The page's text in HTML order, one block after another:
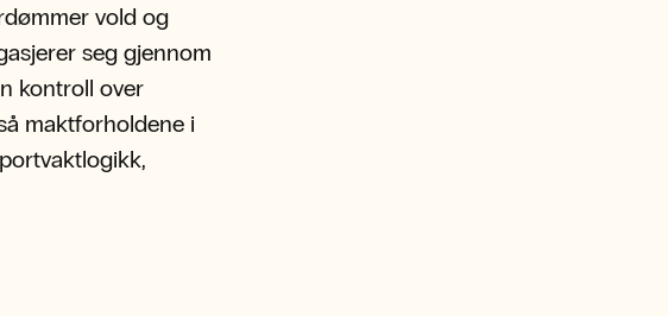
vold og
seg gjennom
kontroll over
maktforholdene i